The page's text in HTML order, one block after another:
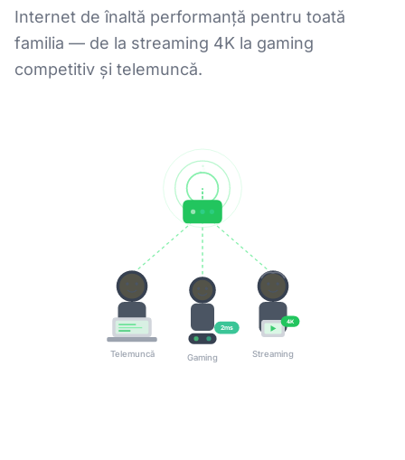
Internet de înaltă performanță pentru toată
familia — de la streaming 4K la gaming
competitiv și telemuncă.
Telemuncă
2ms
Gaming
4K
Streaming